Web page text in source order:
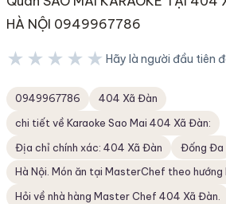
HÀ NỘI 0949967786
★★★★★ Hãy là người đầu tiên
0949967786
404 Xã Đàn
chi tiết về Karaoke Sao Mai 404 Xã Đàn:
Địa chỉ chính xác: 404 Xã Đàn
Đống Đa
Hà Nội. Món ăn tại MasterChef theo hướng
Hỏi về nhà hàng Master Chef 404 Xã Đàn.